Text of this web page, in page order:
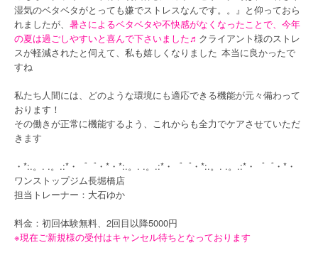
湿気のベタベタがとっても嫌でストレスなんです。。』と仰っておら
れましたが、 暑さによるベタベタや不快感がなくなったことで、今年
の夏は過ごしやすいと喜んで下さいました♬ クライアント様のストレ
スが軽減されたと伺えて、私も嬉しくなりました 本当に良かったで
すね
私たち人間には、どのような環境にも適応できる機能が元々備わって
おります！
その働きが正常に機能するよう、これからも全力でケアさせていただ
きます
・*:.。. .。.:*・゜゜・*・*:.。. .。.:*・゜゜・*:.。. .。.:*・゜゜・*・
ワンストップジム長堀橋店
担当トレーナー：大石ゆか
料金：初回体験無料、2回目以降5000円
※現在ご新規様の受付はキャンセル待ちとなっております